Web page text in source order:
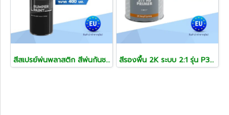
สีสเปรย์พ่นพลาสติก สีพ่นกันชน แผงจิ้งหรีด สีพ่นแก้พลาสติกซีด แก้สีรถซีด สีรองพื้น 2K ระบบ 2:1 รุ่น P360 HS